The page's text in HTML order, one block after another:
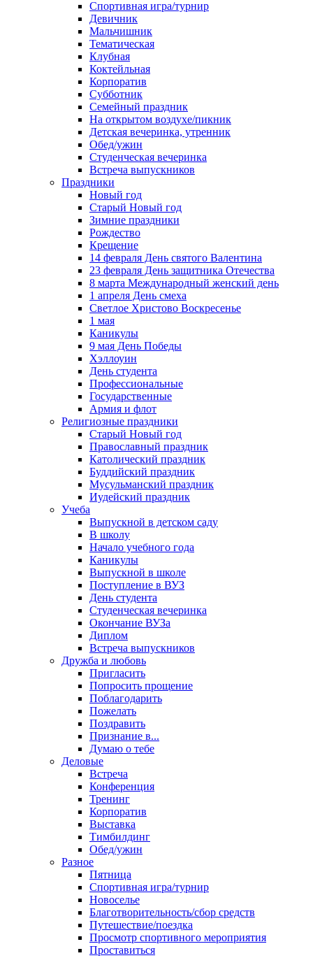
Спортивная игра/турнир
Девичник
Мальчишник
Тематическая
Клубная
Коктейльная
Корпоратив
Субботник
Семейный праздник
На открытом воздухе/пикник
Детская вечеринка, утренник
Обед/ужин
Студенческая вечеринка
Встреча выпускников
Праздники
Новый год
Старый Новый год
Зимние праздники
Рождество
Крещение
14 февраля День святого Валентина
23 февраля День защитника Отечества
8 марта Международный женский день
1 апреля День смеха
Светлое Христово Воскресенье
1 мая
Каникулы
9 мая День Победы
Хэллоуин
День студента
Профессиональные
Государственные
Армия и флот
Религиозные праздники
Старый Новый год
Православный праздник
Католический праздник
Буддийский праздник
Мусульманский праздник
Иудейский праздник
Учеба
Выпускной в детском саду
В школу
Начало учебного года
Каникулы
Выпускной в школе
Поступление в ВУЗ
День студента
Студенческая вечеринка
Окончание ВУЗа
Диплом
Встреча выпускников
Дружба и любовь
Пригласить
Попросить прощение
Поблагодарить
Пожелать
Поздравить
Признание в...
Думаю о тебе
Деловые
Встреча
Конференция
Тренинг
Корпоратив
Выставка
Тимбилдинг
Обед/ужин
Разное
Пятница
Спортивная игра/турнир
Новоселье
Благотворительность/сбор средств
Путешествие/поездка
Просмотр спортивного мероприятия
Проставиться